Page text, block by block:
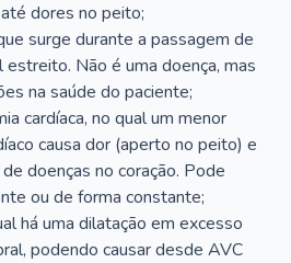
dores no peito;
surge durante a passagem de
estreito. Não é uma doença, mas
na saúde do paciente;
cardíaca, no qual um menor
causa dor (aperto no peito) e
doenças no coração. Pode
ou de forma constante;
há uma dilatação em excesso
podendo causar desde AVC